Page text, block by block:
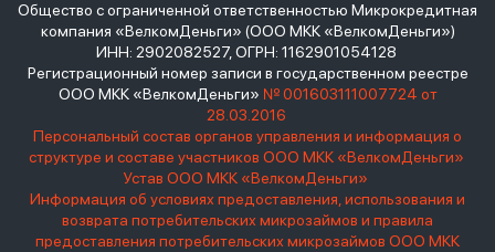
Общество с ограниченной ответственностью Микрокредитная
компания «ВелкомДеньги» (ООО МКК «ВелкомДеньги»)
ИНН: 2902082527, ОГРН: 1162901054128
Регистрационный номер записи в государственном реестре
ООО МКК «ВелкомДеньги» № 001603111007724 от
28.03.2016
Персональный состав органов управления и информация о
структуре и составе участников ООО МКК «ВелкомДеньги»
Устав ООО МКК «ВелкомДеньги»
Информация об условиях предоставления, использования и
возврата потребительских микрозаймов и правила
предоставления потребительских микрозаймов ООО МКК